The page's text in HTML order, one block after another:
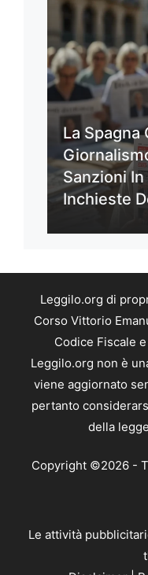
La Spagna
Sanzioni
Inchieste
Leggilo.org di
Corso Vittorio
Codice Fiscale
Leggilo.org non è
viene aggiornato
pertanto
della
Copyright ©2026 -
Le attività